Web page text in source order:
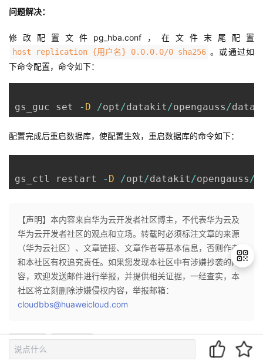
问题解决：
修改配置文件pg_hba.conf，在文件末尾配置
host replication {用户名} 0.0.0.0/0 sha256 。或通过如
下命令配置，命令如下：
gs_guc set - D /opt/datakit/opengauss/
配置完成后重启数据库，使配置生效，重启数据库的命令如下：
gs_ctl restart - D /opt/datakit/opengauss/
【声明】本内容来自华为云开发者社区博主，不代表华为云及
华为云开发者社区的观点和立场。转载时必须标注文章的来源
（华为云社区）、文章链接、文章作者等基本信息，否则作者
和本社区有权追究责任。如果您发现本社区中有涉嫌抄袭的内
容，欢迎发送邮件进行举报，并提供相关证据，一经查实，本
社区将立刻删除涉嫌侵权内容，举报邮箱：
cloudbbs@huaweicloud.com
MySQL 数据迁移